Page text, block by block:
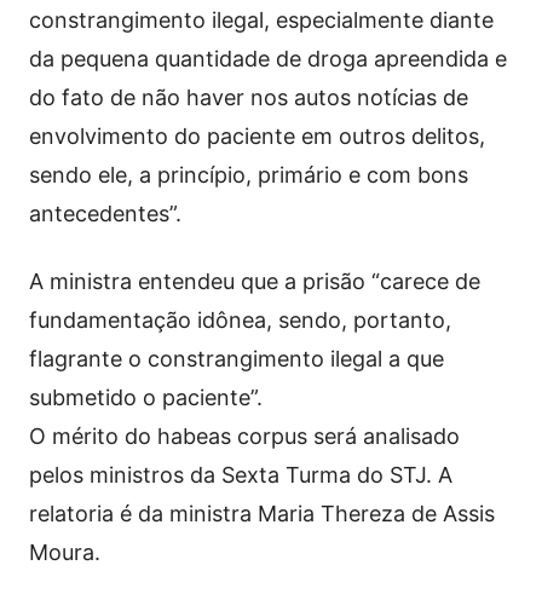
constrangimento ilegal, especialmente diante
da pequena quantidade de droga apreendida e
do fato de não haver nos autos notícias de
envolvimento do paciente em outros delitos,
sendo ele, a princípio, primário e com bons
antecedentes”.
A ministra entendeu que a prisão “carece de
fundamentação idônea, sendo, portanto,
flagrante o constrangimento ilegal a que
submetido o paciente”.
O mérito do habeas corpus será analisado
pelos ministros da Sexta Turma do STJ. A
relatoria é da ministra Maria Thereza de Assis
Moura.